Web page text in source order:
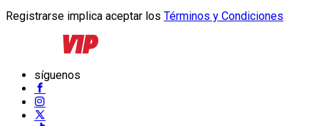
Registrarse implica aceptar los Términos y Condiciones
síguenos